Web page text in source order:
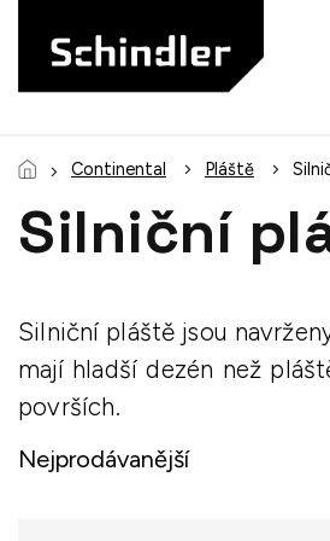
Continental Pláště
Silniční
Silniční pláště jsou
mají hladší dezén než
površích.
Nejprodávanější